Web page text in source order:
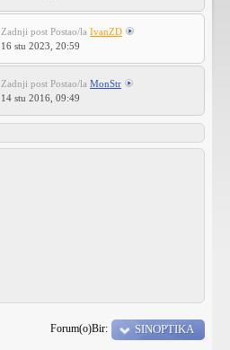
Zadnji post Postao/la IvanZD
16 stu 2023, 20:59
Zadnji post Postao/la MonStr
14 stu 2016, 09:49
Forum(o)Bir: SINOPTIKA